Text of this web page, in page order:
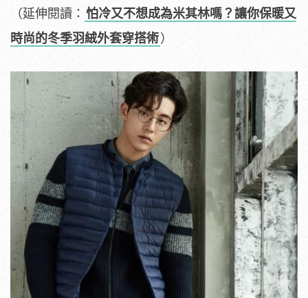
（延伸閱讀： 怕冷又不想成為米其林嗎？讓你保暖又
時尚的冬季羽絨外套穿搭術）